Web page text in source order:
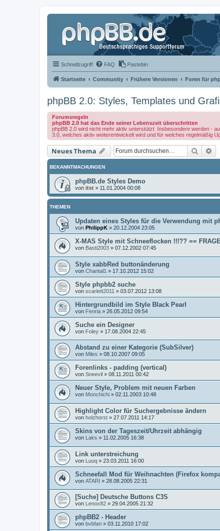
Schnellzugriff FAQ Pastebin
Startseite Community Frühere Versionen Foren für
phpBB 2.0: Styles, Templates und
Forumsregeln
phpBB 2.0 hat das Ende seiner Lebenszeit überschritten
phpBB 2.0 wird nicht mehr aktiv unterstützt. Insbesondere werden -
3.0, welches aktiv weiterentwickelt wird und für welches regelmäßig
Neues Thema Suche
BEKANNTMACHUNGEN
phpBB.de Styles Demo
von itst » 11.01.2004 00:08
THEMEN
Updaten eines Styles für die Verwendung mit
von PhilippK » 20.12.2004 23:05
X-MAS Style mit Schneeflocken !!!?? ==
von Basti2003 » 07.12.2002 07:45
Style xabbRed buttonänderung
von Chantal1 » 17.10.2012 15:02
Style phpbb2 suche
von scarlett2011 » 03.07.2012 13:08
Hintergrundbild im Style Black Pearl
von Fenria » 26.05.2012 09:54
Suche ein Designer
von Foley » 17.08.2004 22:45
Abstand zu einer Kategorie (SubSilver)
von Miles » 08.10.2007 09:05
Forenlinks - padding (vertical)
von Sneevil » 08.11.2011 00:42
Neuer Style, Problem mit neuen Farben
von Monchichi » 02.11.2003 10:48
Highlight Color für Suchergebnisse ändern
von holzhorst » 27.07.2011 14:17
Skins von der Tageszeit/Uhrzeit abhängig
von Laks » 11.02.2005 16:38
Link unterstreichung
von Luuq » 23.03.2011 16:00
Schneefall Mod für Weihnachten (Firefox
von ATARI » 28.08.2005 22:31
[Suche] Deutsche Buttons C3S
von Lenox82 » 29.04.2005 21:32
phpBB2 - Header
von bvbfan » 03.11.2010 17:02